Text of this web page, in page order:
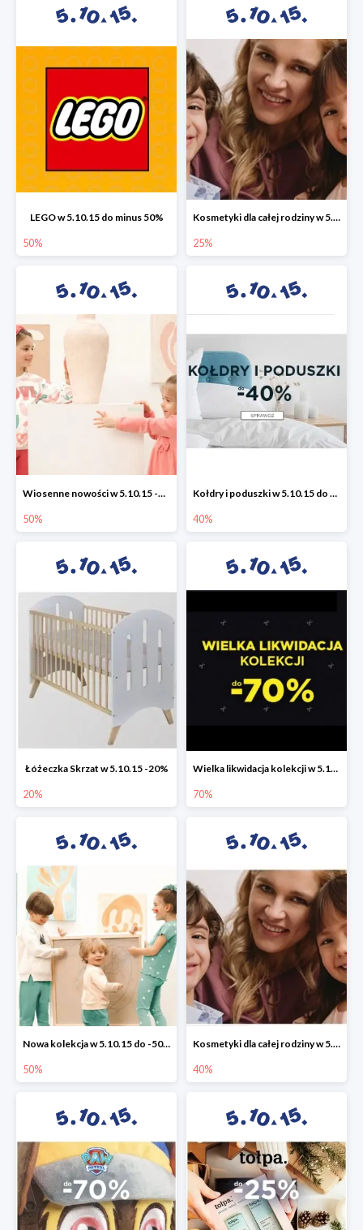
LEGO w 5.10.15 do minus 50%
50%
Kosmetyki dla całej rodziny w 5.10.15 do -25%
25%
Wiosenne nowości w 5.10.15 -50%
50%
Kołdry i poduszki w 5.10.15 do -40%
40%
Łóżeczka Skrzat w 5.10.15 -20%
20%
Wielka likwidacja kolekcji w 5.10.15 do -70%
70%
Nowa kolekcja w 5.10.15 do -50%
50%
Kosmetyki dla całej rodziny w 5.10.15 do -40%
40%